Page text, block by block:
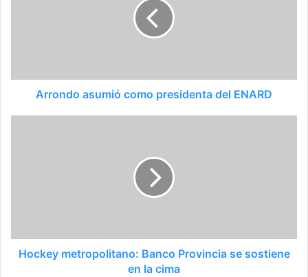
Arrondo asumió como presidenta del ENARD
Hockey metropolitano: Banco Provincia se sostiene
en la cima